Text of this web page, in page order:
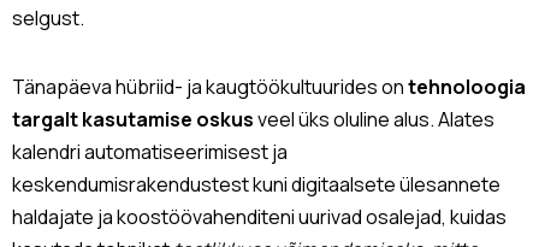
selgust.
Tänapäeva hübriid- ja kaugtöökultuurides ontehnoloogia
targalt kasutamise oskusveel üks oluline alus. Alates
kalendri automatiseerimisest ja
keskendumisrakendustest kuni digitaalsete ülesannete
haldajate ja koostöövahenditeni uurivad osalejad, kuidas